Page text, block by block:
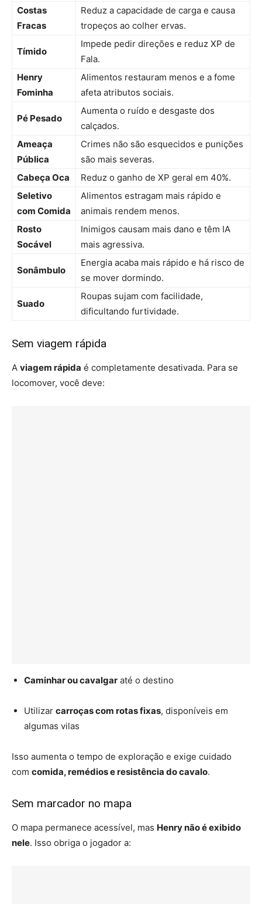
Costas
Fracas
Reduz a capacidade de carga e causa
tropeços ao colher ervas.
Tímido
Impede pedir direções e reduz XP de
Fala.
Henry
Fominha
Alimentos restauram menos e a fome
afeta atributos sociais.
Pé Pesado
Aumenta o ruído e desgaste dos
calçados.
Ameaça
Pública
Crimes não são esquecidos e punições
são mais severas.
Cabeça Oca
Reduz o ganho de XP geral em 40%.
Seletivo
com Comida
Alimentos estragam mais rápido e
animais rendem menos.
Rosto
Socável
Inimigos causam mais dano e têm IA
mais agressiva.
Sonâmbulo
Energia acaba mais rápido e há risco de
se mover dormindo.
Suado
Roupas sujam com facilidade,
dificultando furtividade.
Sem viagem rápida
A viagem rápida é completamente desativada. Para se
locomover, você deve:
Caminhar ou cavalgar até o destino
Utilizar carroças com rotas fixas, disponíveis em
algumas vilas
Isso aumenta o tempo de exploração e exige cuidado
com comida, remédios e resistência do cavalo.
Sem marcador no mapa
O mapa permanece acessível, mas Henry não é exibido
nele. Isso obriga o jogador a: